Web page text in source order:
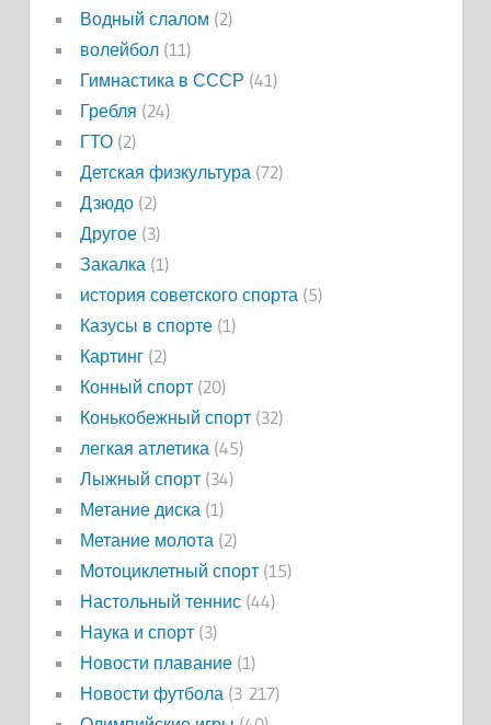
Водный слалом (2)
волейбол(11)
Гимнастика в СССР (41)
Гребля (24)
ГТО(2)
Детская физкультура (72)
Дзюдо(2)
Другое(3)
Закалка (1)
история советского спорта (5)
Казусы в спорте(1)
Картинг(2)
Конный спорт(20)
Конькобежный спорт(32)
легкая атлетика (45)
Лыжный спорт(34)
Метание диска (1)
Метание молота (2)
Мотоциклетный спорт(15)
Настольный теннис(44)
Наука и спорт(3)
Новости плавание(1)
Новости футбола (3 217)